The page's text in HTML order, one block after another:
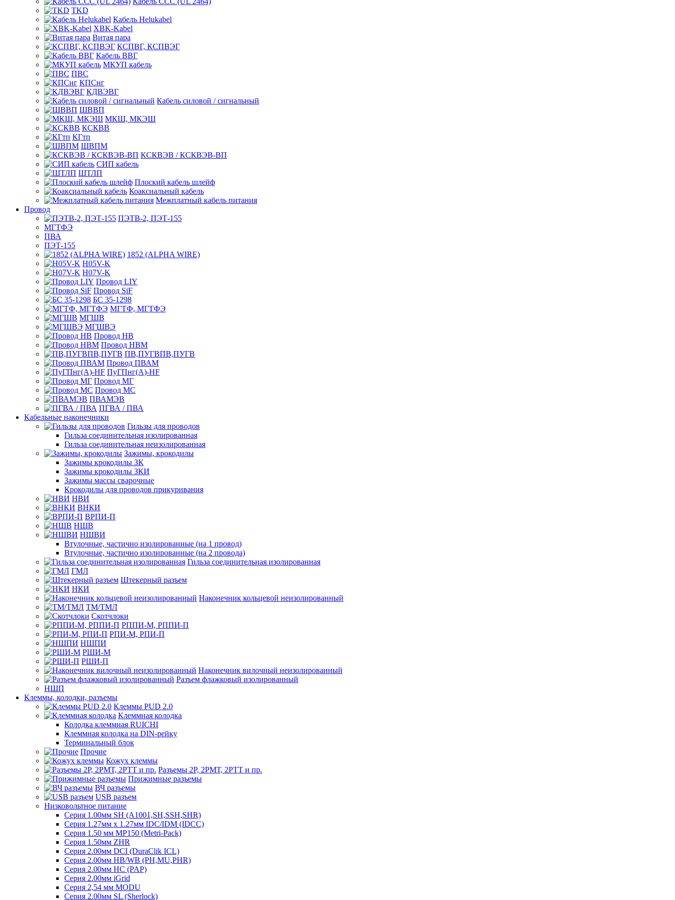
TKD
Кабель Helukabel
XBK-Kabel
Витая пара
КСПВГ, КСПВЭГ
Кабель ВВГ
МКУП кабель
ПВС
КПСнг
КДВЭВГ
Кабель силовой / сигнальный
ШВВП
МКШ, МКЭШ
КСКВВ
КГтп
ШВПМ
КСКВЭВ / КСКВЭВ-ВП
СИП кабель
ШТЛП
Плоский кабель шлейф
Коаксиальный кабель
Межплатный кабель питания
Провод
ПЭТВ-2, ПЭТ-155
МГТФЭ
ПВА
ПЭТ-155
1852 (ALPHA WIRE)
H05V-K
H07V-K
Провод LIY
Провод SiF
БС 35-1298
МГТФ, МГТФЭ
МГШВ
МГШВЭ
Провод НВ
Провод НВМ
ПВ,ПУГВПВ,ПУГВ
Провод ПВАМ
ПуГПнг(A)-HF
Провод МГ
Провод МС
ПВАМЭВ
ПГВА / ПВА
Кабельные наконечники
Гильзы для проводов
Гильза соединительная изолированная
Гильза соединительная неизолированная
Зажимы, крокодилы
Зажимы крокодилы ЗК
Зажимы крокодилы ЗКИ
Зажимы массы сварочные
Крокодилы для проводов прикуривания
НВИ
ВНКИ
ВРПИ-П
НШВ
НШВИ
Втулочные, частично изолированные (на 1 провод)
Втулочные, частично изолированные (на 2 провода)
Гильза соединительная изолированная
ГМЛ
Штекерный разъем
НКИ
Наконечник кольцевой неизолированный
ТМ/ТМЛ
Скотчлоки
РППИ-М, РППИ-П
РПИ-М, РПИ-П
НШПИ
РШИ-М
РШИ-П
Наконечник вилочный неизолированный
Разъем флажковый изолированный
НШП
Клеммы, колодки, разъемы
Клеммы PUD 2.0
Клеммная колодка
Колодка клеммная RUICHI
Клеммная колодка на DIN-рейку
Терминальный блок
Прочие
Кожух клеммы
Разъемы 2Р, 2РМТ, 2РТТ и пр.
Прижимные разъемы
ВЧ разъемы
USB разъем
Низковольтное питание
Серия 1.00мм SH (A1001,SH,SSH,SHR)
Серия 1.27мм x 1.27мм IDC/IDM (IDCC)
Серия 1.50 мм MP150 (Metri-Pack)
Серия 1.50мм ZHR
Серия 2.00мм DCI (DuraClik ICL)
Серия 2.00мм HB/WB (PH,MU,PHR)
Серия 2.00мм HC (PAP)
Серия 2.00мм iGrid
Серия 2,54 мм MODU
Серия 2.00мм SL (Sherlock)